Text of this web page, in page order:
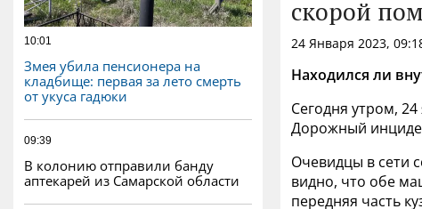
10:01
Змея убила пенсионера на
кладбище: первая за лето смерть
от укуса гадюки
09:39
В колонию отправили банду
аптекарей из Самарской области
скорой
24 Января 2023,
Находился ли
Сегодня утром,
Дорожный
Очевидцы в сети
видно, что обе
передняя часть